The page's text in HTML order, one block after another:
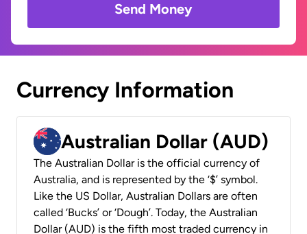
Send Money
Currency Information
Australian Dollar (AUD)
The Australian Dollar is the official currency of
Australia, and is represented by the ‘$’ symbol.
Like the US Dollar, Australian Dollars are often
called ‘Bucks’ or ‘Dough’. Today, the Australian
Dollar (AUD) is the fifth most traded currency in